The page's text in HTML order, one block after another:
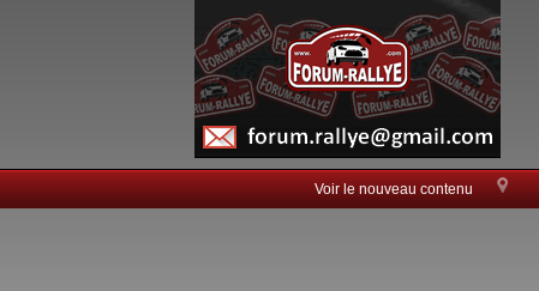
Voir le nouveau contenu